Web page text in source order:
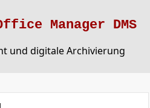
Manager DMS
und digitale Archivierung